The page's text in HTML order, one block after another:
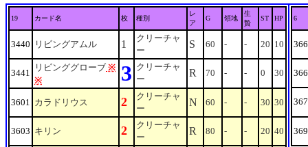
19 カード名 枚 種別
レ
ア
G 領地
生
贄
ST HP
3440 リビングアムル 1
クリーチャ
ー
S 60 - - 20 10
3441
リビンググローブ ※
※
3 クリーチャ
ー
R 70 - - 0 30
3601 カラドリウス 2
クリーチャ
ー
N 60 - - 30 30
3603 キリン 2
クリーチャ
ー
R 80 - - 20 40
6